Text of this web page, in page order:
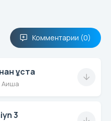
Комментарии (0)
ұста
Аиша
3